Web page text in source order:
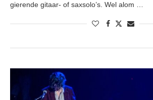
gierende gitaar- of saxsolo’s. Wel alom …